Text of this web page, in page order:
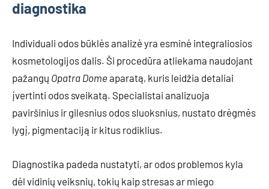
diagnostika
Individuali odos būklės analizė yra esminė integraliosios
kosmetologijos dalis. Ši procedūra atliekama naudojant
pažangų Opatra Dome aparatą, kuris leidžia detaliai
įvertinti odos sveikatą. Specialistai analizuoja
paviršinius ir gilesnius odos sluoksnius, nustato drėgmės
lygį, pigmentaciją ir kitus rodiklius.
Diagnostika padeda nustatyti, ar odos problemos kyla
dėl vidinių veiksnių, tokių kaip stresas ar miego